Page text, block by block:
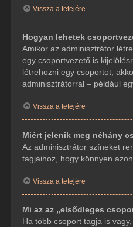
Vissza a tetejére
Hogyan lehetek
Amikor az adminisztrátor
egy csoportvezető is
létrehozni egy csoportot,
adminisztrátorral – például
Vissza a tetejére
Miért jelenik meg néhány
Az adminisztrátor színeket
tagjaihoz, hogy könnyen
Vissza a tetejére
Mi az az „elsődleges
Ha több csoport tagja is